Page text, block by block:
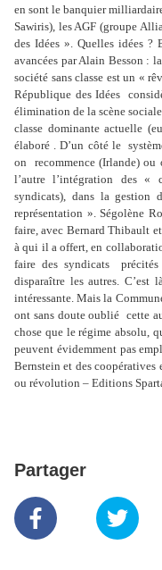
en sont le banquier
Sawiris), les AGF (groupe
des Idées ». Quelles idées
avancées par Alain Besson :
société sans classe est un «
République des Idées
élimination de la scène
classe dominante actuelle
élaboré . D’un côté le
on recommence (Irlande) ou
l’autre l’intégration des «
syndicats), dans la
représentation ». Ségolène
faire, avec Bernard Thibault
à qui il a offert, en
faire des syndicats
disparaître les autres.
intéressante. Mais la
ont sans doute oublié cette
chose que le régime absolu,
peuvent évidemment pas
Bernstein et des coopératives
ou révolution – Editions
Partager